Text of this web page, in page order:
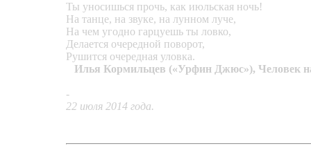
Ты уносишься прочь, как июльская ночь!
На танце, на звуке, на лунном луче,
На чем угодно гарцуешь ты ловко,
Делается очередной поворот,
Рушится очередная уловка.
Илья Кормильцев («Урфин Джюс»), Человек
-
22 июля 2014 года.